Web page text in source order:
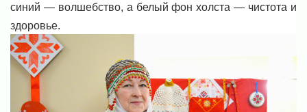
синий — волшебство, а белый фон холста — чистота и
здоровье.